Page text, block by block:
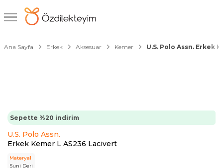
Ana Sayfa Erkek Aksesuar Kemer U.S. Polo Assn. Erkek
Sepette %20 indirim
U.S. Polo Assn.
Erkek Kemer L AS236 Lacivert
Materyal
Suni Deri
1/1